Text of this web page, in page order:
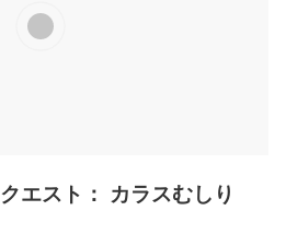
エスト： カラスむしり